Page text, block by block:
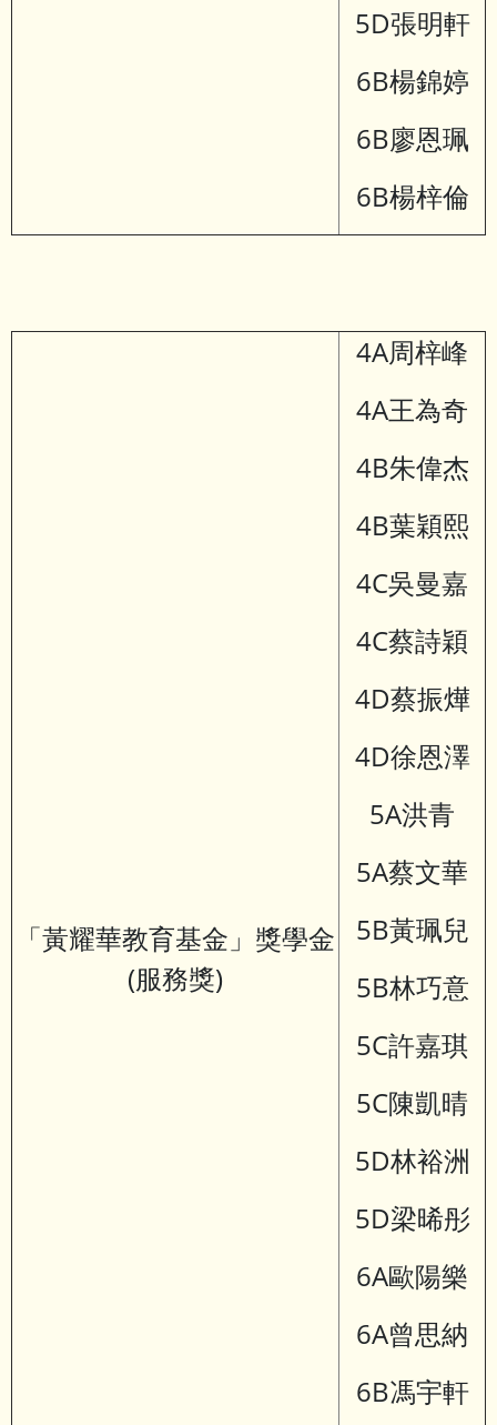
5D張明軒
6B楊錦婷
6B廖恩珮
6B楊梓倫
「黃耀華教育基金」獎學金
(服務獎)
4A周梓峰
4A王為奇
4B朱偉杰
4B葉穎熙
4C吳曼嘉
4C蔡詩穎
4D蔡振燁
4D徐恩澤
5A洪青
5A蔡文華
5B黃珮兒
5B林巧意
5C許嘉琪
5C陳凱晴
5D林裕洲
5D梁晞彤
6A歐陽樂
6A曾思納
6B馮宇軒